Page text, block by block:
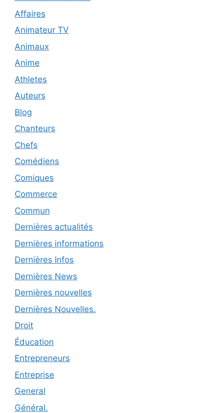
Affaires
Animateur TV
Animaux
Anime
Athletes
Auteurs
Blog
Chanteurs
Chefs
Comédiens
Comiques
Commerce
Commun
Dernières actualités
Dernières informations
Dernières Infos
Dernières News
Dernières nouvelles
Dernières Nouvelles.
Droit
Éducation
Entrepreneurs
Entreprise
General
Général.